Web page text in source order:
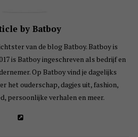
by Batboy
van de blog Batboy. Batboy is
is Batboy ingeschreven als bedrijf en
Op Batboy vind je dagelijks
het ouderschap, dagjes uit, fashion,
persoonlijke verhalen en meer.